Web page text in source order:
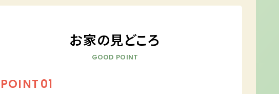
お家の見どころ
GOOD POINT
POINT01